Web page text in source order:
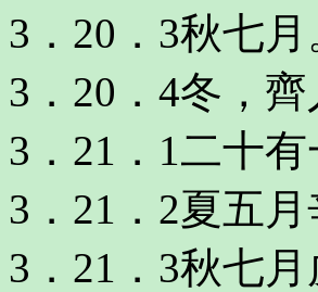
3．20．3秋七月
3．20．4冬，齊
3．21．1二十
3．21．2夏五
3．21．3秋七